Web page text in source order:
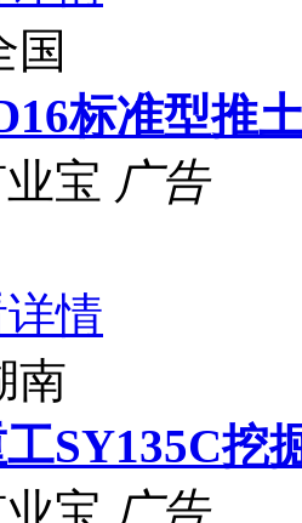
国
标准型推
宝 广告
情
南
SY135C挖
宝 广告